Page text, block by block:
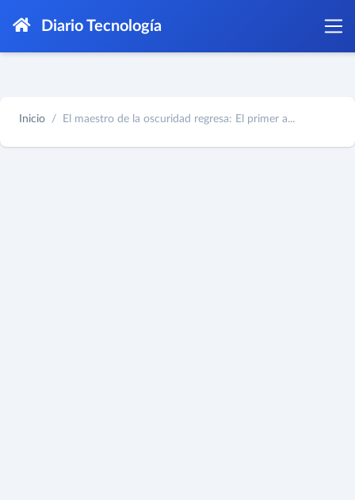
Diario Tecnología
Inicio El maestro de la oscuridad regresa: El primer a...